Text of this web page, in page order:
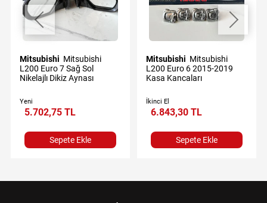
Mitsubishi
L200 Euro 7 Sağ Sol
Nikelajlı Dikiz Aynası
Yeni
5.702,75 TL
Sepete Ekle
Mitsubishi
L200 Euro 6 2015-2019
Kasa Kancaları
İkinci El
6.843,30 TL
Sepete Ekle